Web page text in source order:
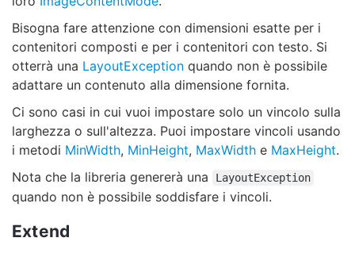
Bisogna fare attenzione con dimensioni esatte per i
contenitori composti e per i contenitori con testo. Si
otterrà una LayoutException quando non è possibile
adattare un contenuto alla dimensione fornita.
Ci sono casi in cui vuoi impostare solo un vincolo sulla
larghezza o sull'altezza. Puoi impostare vincoli usando
i metodi MinWidth, MinHeight, MaxWidth e MaxHeight.
Nota che la libreria genererà una
LayoutException
quando non è possibile soddisfare i vincoli.
Extend